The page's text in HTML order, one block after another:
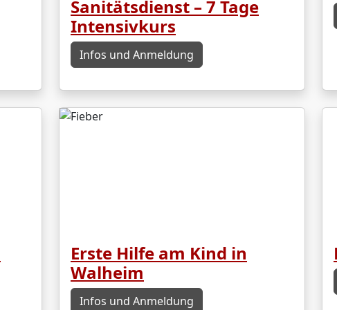
Sanitätsdienst – 7 Tage
Intensivkurs
Infos und Anmeldung
Erste Hilfe am Kind in
Walheim
Infos und Anmeldung